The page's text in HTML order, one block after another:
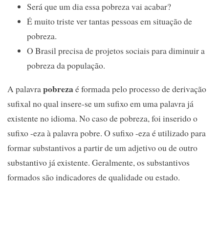
Será que um dia essa pobreza vai acabar?
É muito triste ver tantas pessoas em situação de
pobreza.
O Brasil precisa de projetos sociais para diminuir a
pobreza da população.
A palavra pobrezaé formada pelo processo de derivação
sufixal no qual insere-se um sufixo em uma palavra já
existente no idioma. No caso de pobreza, foi inserido o
sufixo -eza à palavra pobre. O sufixo -eza é utilizado para
formar substantivos a partir de um adjetivo ou de outro
substantivo já existente. Geralmente, os substantivos
formados são indicadores de qualidade ou estado.